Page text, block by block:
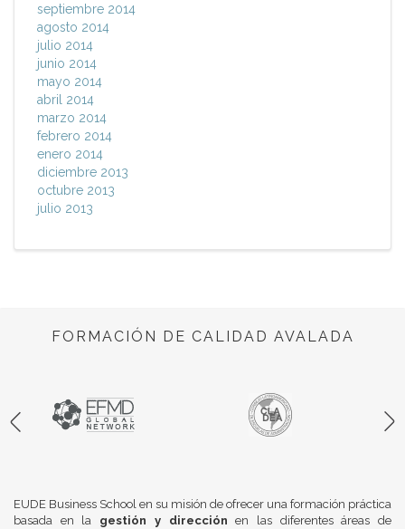
septiembre 2014
agosto 2014
julio 2014
junio 2014
mayo 2014
abril 2014
marzo 2014
febrero 2014
enero 2014
diciembre 2013
octubre 2013
julio 2013
FORMACIÓN DE CALIDAD AVALADA
EUDE Business School en su misión de ofrecer una formación práctica
basada en la gestión y dirección en las diferentes áreas de